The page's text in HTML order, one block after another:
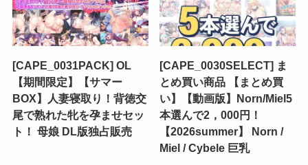
[CAPE_0031PACK] OL
【期間限定】【サマー
BOX】人妻寝取り！背徳交
尾で熟れた牝を孕ませセッ
ト！ 母娘 DL版独占販売
[CAPE_0030SELECT] ま
とめ買い商品 【まとめ買
い】【動画版】Norn/Miel5
本選んで2，000円！
【2026summer】 Norn /
Miel / Cybele 巨乳